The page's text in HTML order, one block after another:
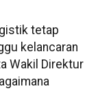
tetap
kelancaran
Wakil Direktur